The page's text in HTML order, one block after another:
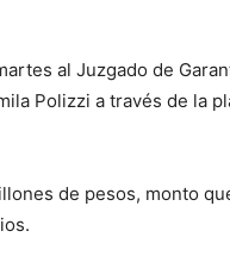
al Juzgado de
Polizzi a través de la
de pesos, monto